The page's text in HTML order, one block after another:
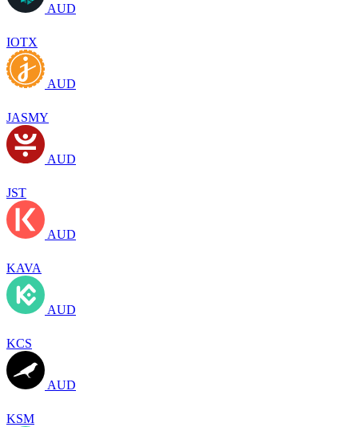
AUD
IOTX
AUD
JASMY
AUD
JST
AUD
KAVA
AUD
KCS
AUD
KSM